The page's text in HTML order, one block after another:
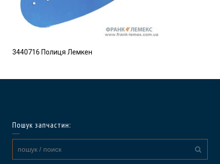
3440716 Полиця Лемкен
Пошук запчастин: